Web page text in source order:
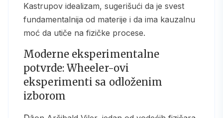
Kastrupov idealizam, sugerišući da je svest
fundamentalnija od materije i da ima kauzalnu
moć da utiče na fizičke procese.
Moderne eksperimentalne
potvrde: Wheeler-ovi
eksperimenti sa odloženim
izborom